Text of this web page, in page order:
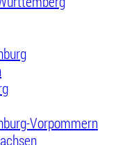
Vorpommern